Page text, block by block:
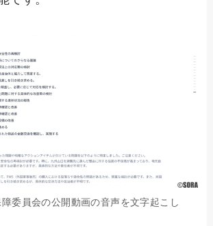
委員会の公開動画の音声を文字起こし